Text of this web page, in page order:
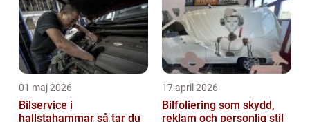
01 maj 2026
Bilservice i
hallstahammar så tar du
17 april 2026
Bilfoliering som skydd,
reklam och personlig stil